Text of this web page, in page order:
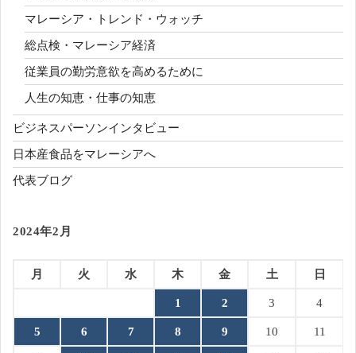
マレーシア・トレンド・ウォッチ
総点検・マレーシア経済
従業員の勤労意欲を高めるために
人生の知恵・仕事の知恵
ビジネスパーソンインタビュー
日本産食品をマレーシアへ
代表ブログ
2024年2月
月 火 水 木 金 土 日
1 2 3 4
5 6 7 8 9 10 11